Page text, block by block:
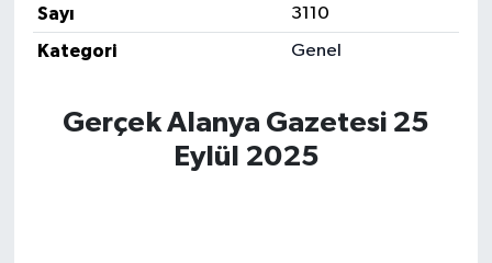
Sayı
3110
Kategori
Genel
Gerçek Alanya Gazetesi 25
Eylül 2025